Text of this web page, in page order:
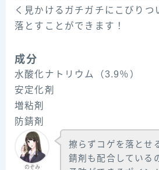
く見かけるガチガチにこびりつ
落とすことができます！
成分
水酸化ナトリウム（3.9％）
安定化剤
増粘剤
防錆剤
のぞみ
擦らずコゲを落とせ
錆剤も配合している